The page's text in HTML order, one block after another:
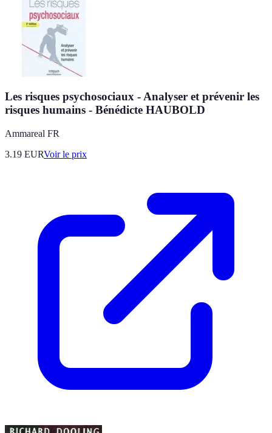
Les risques psychosociaux - Analyser et prévenir les
risques humains - Bénédicte HAUBOLD
Ammareal FR
3.19 EURVoir le prix